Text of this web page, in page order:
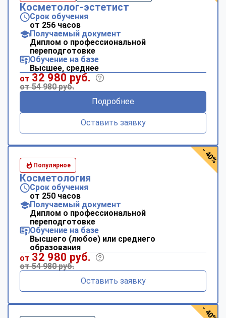
Косметолог-эстетист
Срок обучения
от 256 часов
Получаемый документ
Диплом о профессиональной
переподготовке
Обучение на базе
Высшее, среднее
от 32 980 руб.
от 54 980 руб.
Подробнее
Оставить заявку
Популярное
Косметология
Срок обучения
от 250 часов
Получаемый документ
Диплом о профессиональной
переподготовке
Обучение на базе
Высшего (любое) или среднего
образования
от 32 980 руб.
от 54 980 руб.
Оставить заявку
- 40%
- 40%